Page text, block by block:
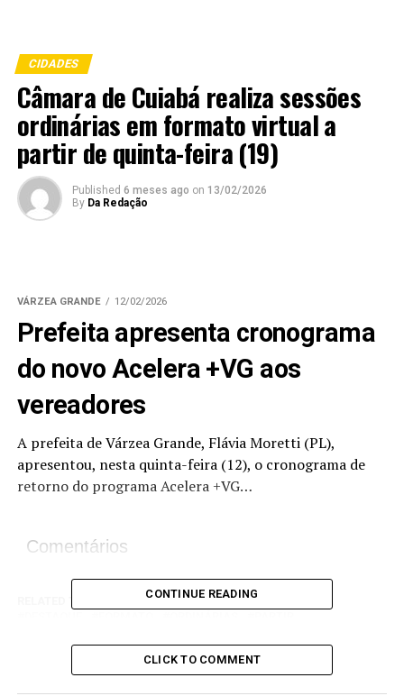
CIDADES
Câmara de Cuiabá realiza sessões
ordinárias em formato virtual a
partir de quinta-feira (19)
Published 6 meses ago on 13/02/2026
By Da Redação
VÁRZEA GRANDE 12/02/2026
Prefeita apresenta cronograma
do novo Acelera +VG aos
vereadores
A prefeita de Várzea Grande, Flávia Moretti (PL),
apresentou, nesta quinta-feira (12), o cronograma de
retorno do programa Acelera +VG…
Comentários
CÂMARA CUIABÁ
Prefeitura de Cuiabá realiza ação de prevenção às ISTs
CONTINUE READING
CLICK TO COMMENT